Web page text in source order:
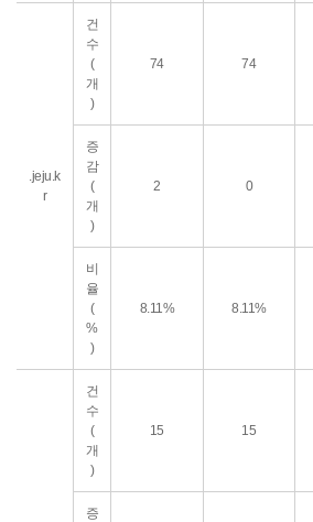
.jeju.k
r
건
수
(
개
)
74 74
증
감
(
개
)
2 0
비
율
(
%
)
8.11% 8.11%
건
수
(
개
)
15 15
증